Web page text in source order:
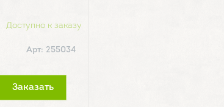
Доступно к заказу
Арт: 255034
Заказать